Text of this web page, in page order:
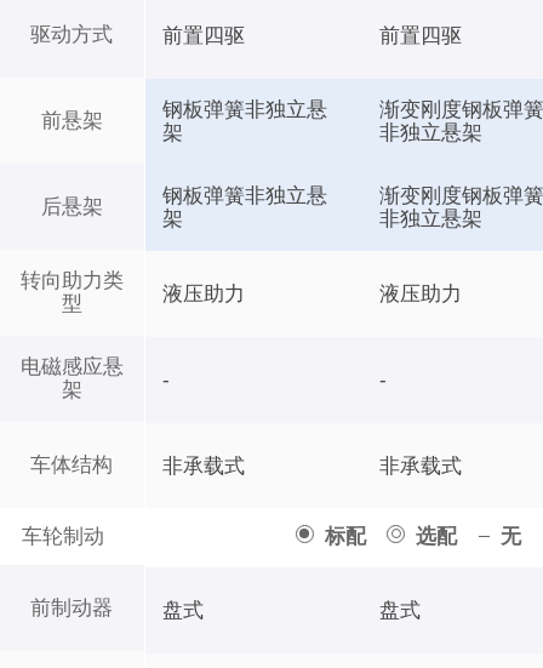
驱动方式
前悬架
后悬架
转向助力类
型
电磁感应悬
架
车体结构
车轮制动 标配 选配 无
前制动器
前置四驱 前置四驱
钢板弹簧非独立悬
架
渐变刚度钢板弹
非独立悬架
钢板弹簧非独立悬
架
渐变刚度钢板弹
非独立悬架
液压助力 液压助力
- -
非承载式 非承载式
盘式 盘式